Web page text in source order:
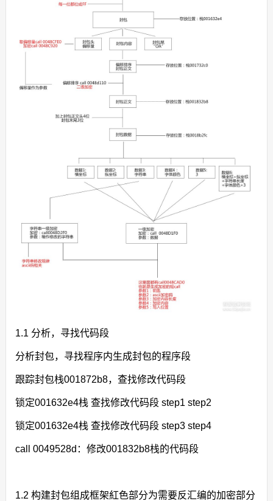
1.1 分析，寻找代码段
分析封包，寻找程序内生成封包的程序段
跟踪封包栈001872b8，查找修改代码段
锁定001632e4栈 查找修改代码段 step1 step2
锁定001632e4栈 查找修改代码段 step3 step4
call 0049528d：修改001832b8栈的代码段
1.2 构建封包组成框架紅色部分为需要反汇编的加密部分